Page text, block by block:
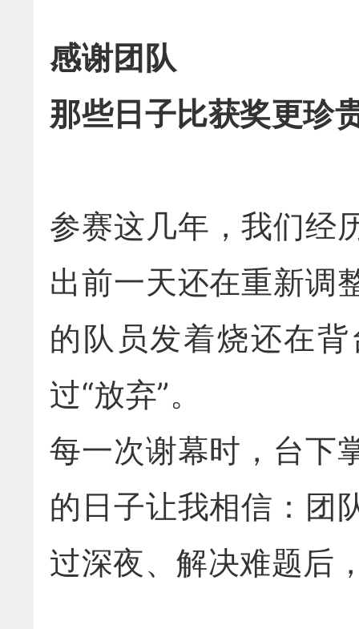
感谢团队
那些日子比获奖更珍
参赛这几年，我们经
出前一天还在重新调
的队员发着烧还在
过“放弃”。
每一次谢幕时，台下
的日子让我相信：团
过深夜、解决难题后